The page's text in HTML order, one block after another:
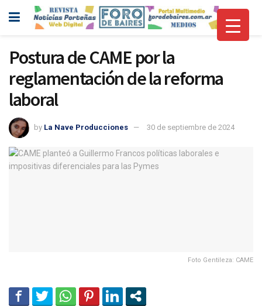
Postura de CAME por la
reglamentación de la reforma
laboral
by La Nave Producciones 30 de septiembre de 2024
Foto Gentileza: CAME